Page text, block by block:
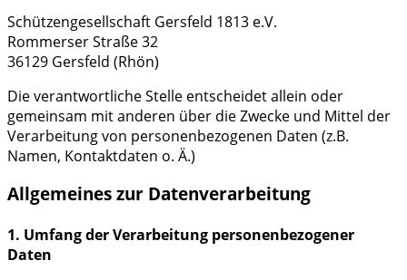
Schüt­zen­ge­sell­schaft Gers­feld 1813 e.V.
Rom­mer­ser Stra­ße 32
36129 Gers­feld (Rhön)
Die ver­ant­wort­li­che Stel­le ent­schei­det allein oder
gemein­sam mit ande­ren über die Zwe­cke und Mit­tel der
Ver­ar­bei­tung von per­so­nen­be­zo­ge­nen Daten (z.B.
Namen, Kon­takt­da­ten o. Ä.)
Allgemeines zur Datenverarbeitung
1. Umfang der Verarbeitung personenbezogener
Daten